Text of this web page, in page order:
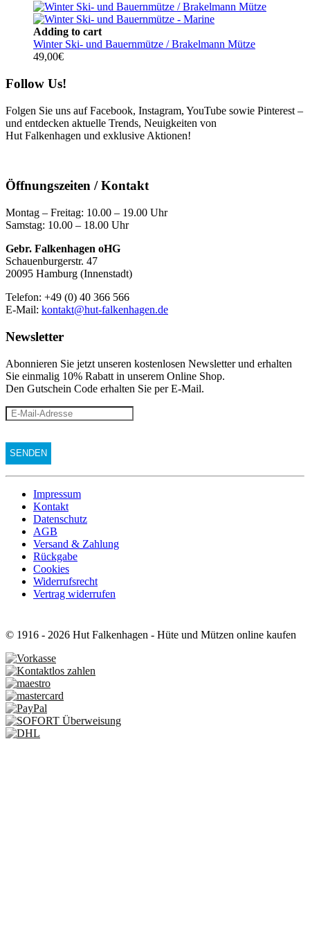
Adding to cart
Winter Ski- und Bauernmütze / Brakelmann Mütze
49,00€
Follow Us!
Folgen Sie uns auf Facebook, Instagram, YouTube sowie Pinterest –
und entdecken aktuelle Trends, Neuigkeiten von
Hut Falkenhagen und exklusive Aktionen!
Öffnungszeiten / Kontakt
Montag – Freitag: 10.00 – 19.00 Uhr
Samstag: 10.00 – 18.00 Uhr
Gebr. Falkenhagen oHG
Schauenburgerstr. 47
20095 Hamburg (Innenstadt)
Telefon: +49 (0) 40 366 566
E-Mail: kontakt@hut-falkenhagen.de
Newsletter
Abonnieren Sie jetzt unseren kostenlosen Newsletter und erhalten
Sie einmalig 10% Rabatt in unserem Online Shop.
Den Gutschein Code erhalten Sie per E-Mail.
Impressum
Kontakt
Datenschutz
AGB
Versand & Zahlung
Rückgabe
Cookies
Widerrufsrecht
Vertrag widerrufen
© 1916 - 2026 Hut Falkenhagen - Hüte und Mützen online kaufen